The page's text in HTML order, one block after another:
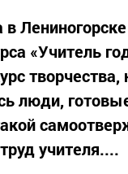
«Учитель
люди,
учителя....